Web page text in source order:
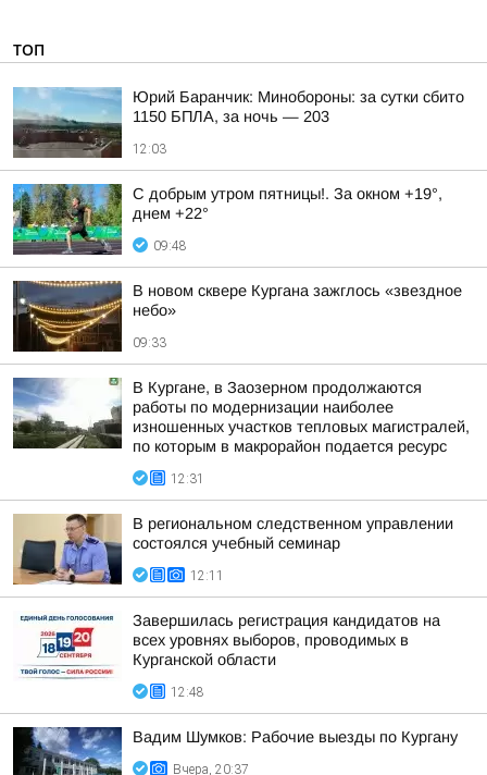
ТОП
Юрий Баранчик: Минобороны: за сутки сбито
1150 БПЛА, за ночь — 203
12:03
С добрым утром пятницы!. За окном +19°,
днем +22°
09:48
В новом сквере Кургана зажглось «звездное
небо»
09:33
В Кургане, в Заозерном продолжаются
работы по модернизации наиболее
изношенных участков тепловых магистралей,
по которым в макрорайон подается ресурс
12:31
В региональном следственном управлении
состоялся учебный семинар
12:11
Завершилась регистрация кандидатов на
всех уровнях выборов, проводимых в
Курганской области
12:48
Вадим Шумков: Рабочие выезды по Кургану
Вчера, 20:37